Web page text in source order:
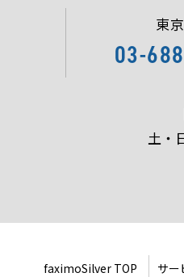
東
03-
土・
faximoSilver TOP サー